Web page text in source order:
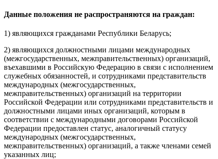
Данные положения не распространяются на граждан:
1) являющихся гражданами Республики Беларусь;
2) являющихся должностными лицами международных
(межгосударственных, межправительственных) организаций,
въехавшими в Российскую Федерацию в связи с исполнением
служебных обязанностей, и сотрудниками представительств
международных (межгосударственных,
межправительственных) организаций на территории
Российской Федерации или сотрудниками представительств и
должностными лицами иных организаций, которым в
соответствии с международными договорами Российской
Федерации предоставлен статус, аналогичный статусу
международных (межгосударственных,
межправительственных) организаций, а также членами семей
указанных лиц;